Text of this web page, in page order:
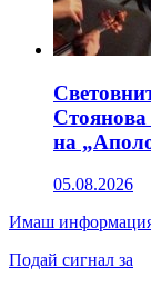
на
05.08.2026
Имаш
Подай сигнал за